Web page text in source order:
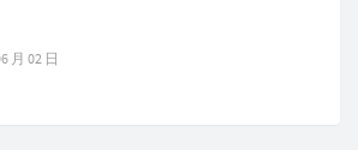
月 02 日